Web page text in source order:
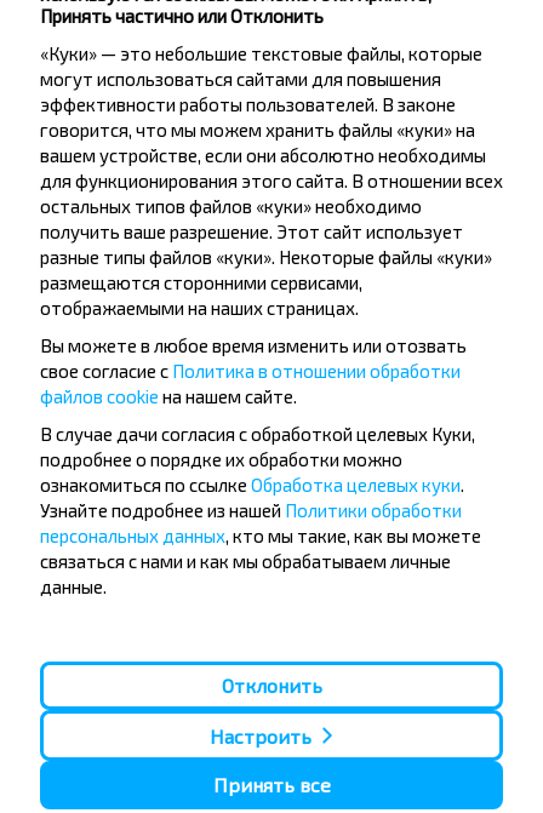
Подписаться
Отзывы пассажиров о перевозчиках
Борис
20.06.2026
5,0
BS ИП "Атрощенко" УНП 491543393
Минск - Гомель
одной санитарной
4,5 часа. Какие-то
людям перевозят.
таких людей минут
Гомеле были не по
из-за этого
4,0
BS ИП "Атрощенко" УНП
Минск - Гомель
Все отзывы
Вопрос - Ответ
Принять частично или Отклонить
«Куки» — это небольшие текстовые файлы, которые
могут использоваться сайтами для повышения
эффективности работы пользователей. В законе
говорится, что мы можем хранить файлы «куки» на
вашем устройстве, если они абсолютно необходимы
для функционирования этого сайта. В отношении всех
остальных типов файлов «куки» необходимо
получить ваше разрешение. Этот сайт использует
разные типы файлов «куки». Некоторые файлы «куки»
размещаются сторонними сервисами,
отображаемыми на наших страницах.
Вы можете в любое время изменить или отозвать
свое согласие с Политика в отношении обработки
файлов cookie на нашем сайте.
В случае дачи согласия с обработкой целевых Куки,
подробнее о порядке их обработки можно
ознакомиться по ссылке Обработка целевых куки
Узнайте подробнее из нашей Политики обработки
персональных данных , кто мы такие, как вы можете
связаться с нами и как мы обрабатываем личные
данные.
Отклонить
Настроить
Принять все